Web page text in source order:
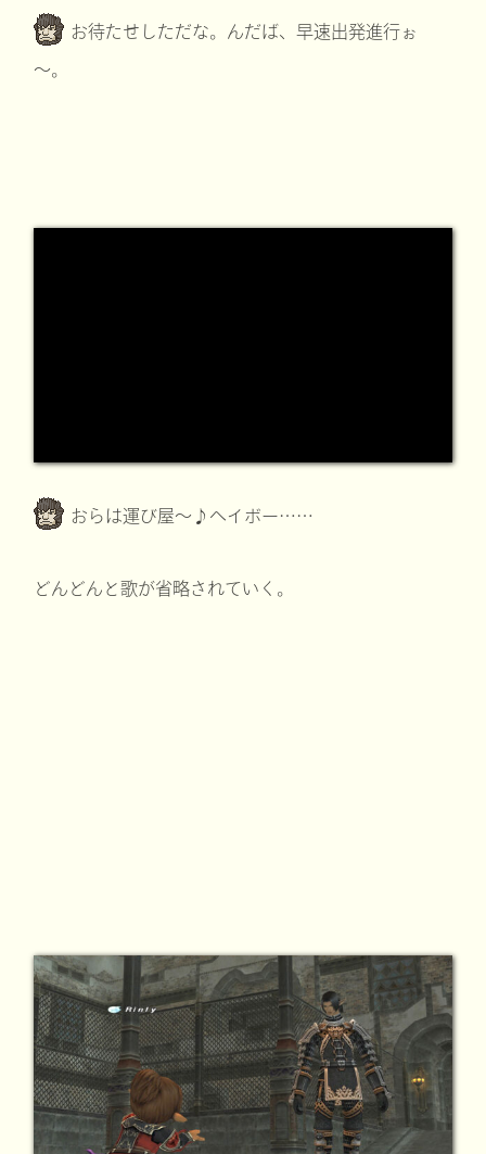
お待たせしただな。んだば、早速出発進行ぉ
～。
おらは運び屋～♪ヘイボー……
どんどんと歌が省略されていく。